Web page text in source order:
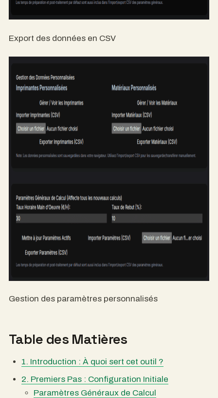
Export des données en CSV
Gestion des paramètres personnalisés
Table des Matières
1. Introduction : À quoi sert cet outil ?
2. Premiers Pas : Configuration Initiale
Paramètres Généraux de Calcul